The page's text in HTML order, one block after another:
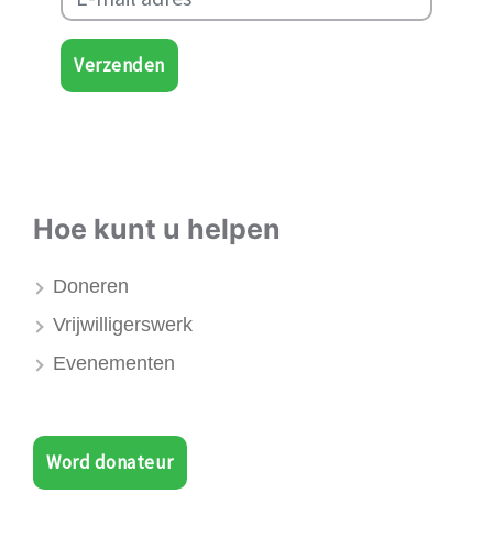
Verzenden
Hoe kunt u helpen
Doneren
Vrijwilligerswerk
Evenementen
Word donateur